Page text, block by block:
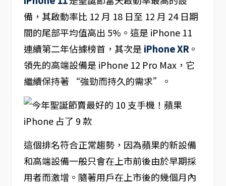
備，其啟動率比 12 月 18 日至 12 月 24 日期
間的尾部平均值高出 5%。這是 iPhone 11
連續第二年佔據榜首，其次是 iPhone XR。
領先的高端設備是 iPhone 12 Pro Max，它
繼續保持著 “強勁而持久的需求”。
這個排名符合正常趨勢，因為蘋果的新設備
和高端設備一般只會在上市前後由於早期採
用者而激增。隨著用戶在上市後的幾個月內